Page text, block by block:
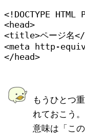
<!DOCTYPE
<head>
<title>ページ名
<meta http-
もうひとつ
れておこう
意味は「こ